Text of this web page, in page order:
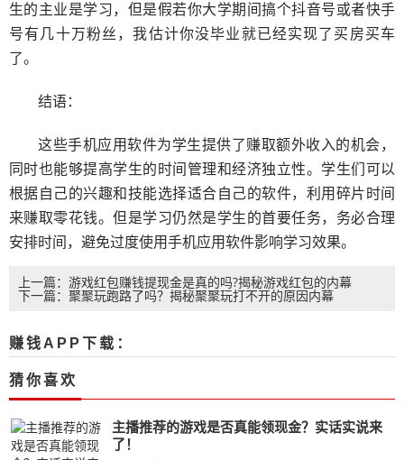
生的主业是学习，但是假若你大学期间搞个抖音号或者快手
号有几十万粉丝，我估计你没毕业就已经实现了买房买车
了。
结语：
这些手机应用软件为学生提供了赚取额外收入的机会，
同时也能够提高学生的时间管理和经济独立性。学生们可以
根据自己的兴趣和技能选择适合自己的软件，利用碎片时间
来赚取零花钱。但是学习仍然是学生的首要任务，务必合理
安排时间，避免过度使用手机应用软件影响学习效果。
上一篇：游戏红包赚钱提现金是真的吗?揭秘游戏红包的内幕
下一篇：聚聚玩跑路了吗？揭秘聚聚玩打不开的原因内幕
赚钱APP下载：
猜你喜欢
主播推荐的游戏是否真能领现金？实话实说来
了！